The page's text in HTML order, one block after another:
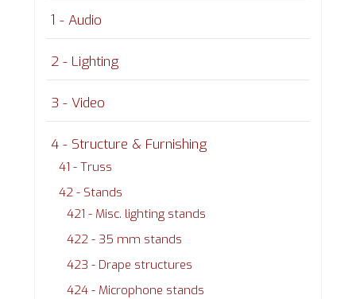
1 - Audio
2 - Lighting
3 - Video
4 - Structure & Furnishing
41 - Truss
42 - Stands
421 - Misc. lighting stands
422 - 35 mm stands
423 - Drape structures
424 - Microphone stands